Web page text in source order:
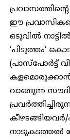
ഈ
ഒടുവിൽ
‘പിടുത്തം’
(പാസ്‌പോർട്ട്
കളമൊരുക്കാൻ
വാങ്ങുന്ന
നാടുകടത്തൽ